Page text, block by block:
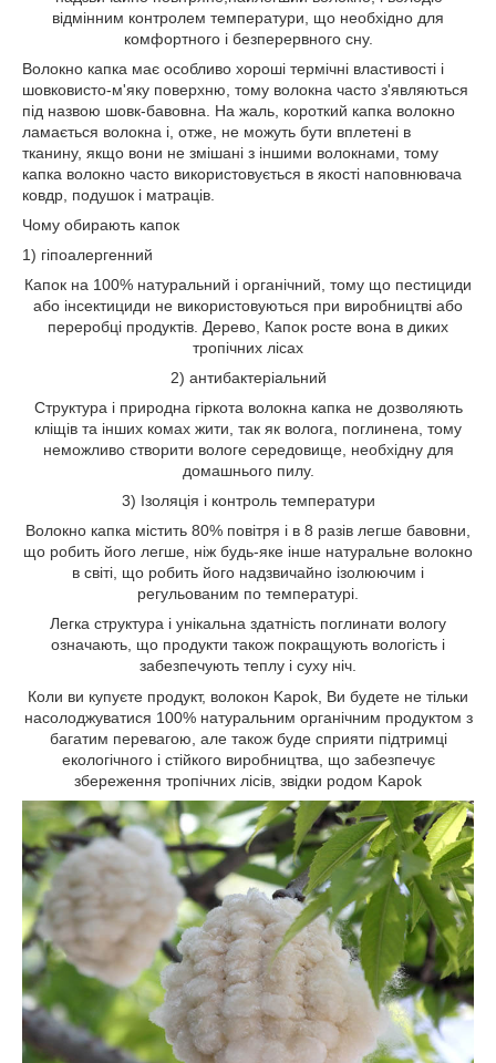
відмінним контролем температури, що необхідно для
комфортного і безперервного сну.
Волокно капка має особливо хороші термічні властивості і
шовковисто-м'яку поверхню, тому волокна часто з'являються
під назвою шовк-бавовна. На жаль, короткий капка волокно
ламається волокна і, отже, не можуть бути вплетені в
тканину, якщо вони не змішані з іншими волокнами, тому
капка волокно часто використовується в якості наповнювача
ковдр, подушок і матраців.
Чому обирають капок
1) гіпоалергенний
Капок на 100% натуральний і органічний, тому що пестициди
або інсектициди не використовуються при виробництві або
переробці продуктів. Дерево, Капок росте вона в диких
тропічних лісах
2) антибактеріальний
Структура і природна гіркота волокна капка не дозволяють
кліщів та інших комах жити, так як волога, поглинена, тому
неможливо створити вологе середовище, необхідну для
домашнього пилу.
3) Ізоляція і контроль температури
Волокно капка містить 80% повітря і в 8 разів легше бавовни,
що робить його легше, ніж будь-яке інше натуральне волокно
в світі, що робить його надзвичайно ізолюючим і
регульованим по температурі.
Легка структура і унікальна здатність поглинати вологу
означають, що продукти також покращують вологість і
забезпечують теплу і суху ніч.
Коли ви купуєте продукт, волокон Kapok, Ви будете не тільки
насолоджуватися 100% натуральним органічним продуктом з
багатим перевагою, але також буде сприяти підтримці
екологічного і стійкого виробництва, що забезпечує
збереження тропічних лісів, звідки родом Kapok